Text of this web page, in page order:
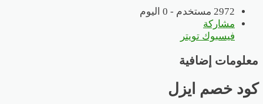
2972 مستخدم - 0 اليوم
مشاركة
فيسبوك تويتر
معلومات إضافية
كود خصم ايزل